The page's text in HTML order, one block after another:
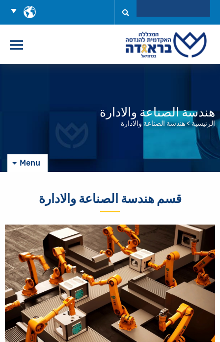
اختر
اللغه
هندسة الصناعة والادارة
الرئيسية>هندسة الصناعة والادارة
Menu
قسم هندسة الصناعة والادارة